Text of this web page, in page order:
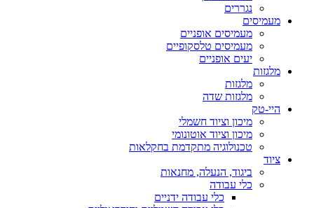
נגררים
מעמיסים
מעמיסים אופניים
מעמיסים טלסקופיים
יעים אופניים
מלגזות
מלגזות
מלגזות שדה
היי-טק
מיכון וציוד חשמלי
מיכון וציוד אוטונומי
טכנולוגיה מתקדמת בחקלאות
ציוד
ביגוד, הנעלה, מחנאות
כלי עבודה
כלי עבודה ידניים